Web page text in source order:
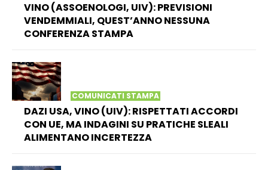
VINO (ASSOENOLOGI, UIV): PREVISIONI
VENDEMMIALI, QUEST’ANNO NESSUNA
CONFERENZA STAMPA
COMUNICATI STAMPA
DAZI USA, VINO (UIV): RISPETTATI ACCORDI
CON UE, MA INDAGINI SU PRATICHE SLEALI
ALIMENTANO INCERTEZZA